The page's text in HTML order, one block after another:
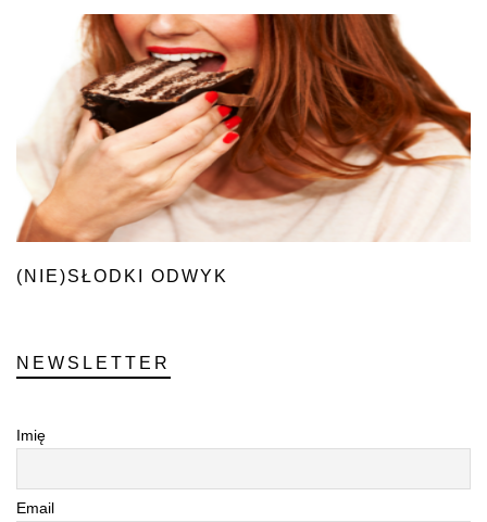
(NIE)SŁODKI ODWYK
NEWSLETTER
Imię
Email